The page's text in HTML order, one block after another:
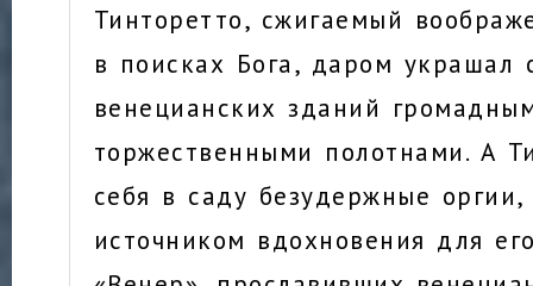
Тинторетто, сжигаемый
в поисках Бога, даром украшал
венецианских зданий
торжественными полотнами. А
себя в саду безудержные
источником вдохновения для